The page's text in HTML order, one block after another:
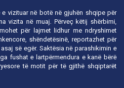
vizituar në botë në gjuhën shqipe për
vizita në muaj. Përveç këtij shërbimi,
për lajmet lidhur me ndryshimet
shëndetësinë, reportazhet për
së egër. Saktësia në parashikimin e
fushat e lartpërmendura e kanë bërë
të motit për të gjithë shqiptarët